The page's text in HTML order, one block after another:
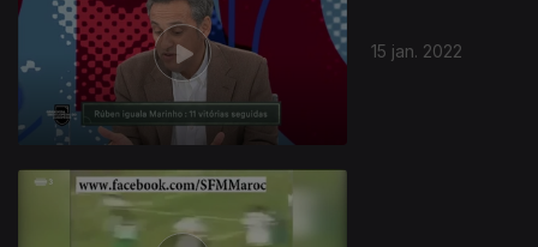
15 jan. 2022